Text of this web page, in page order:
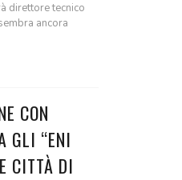
direttore tecnico
ancora
CON
GLI “ENI
CITTÀ DI